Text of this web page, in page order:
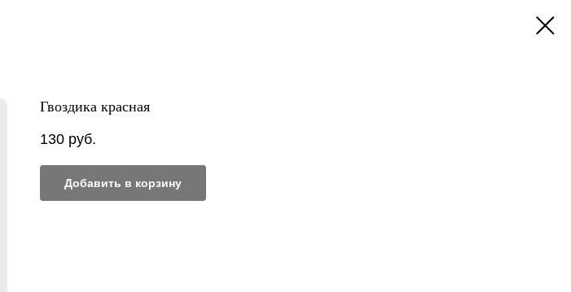
Гвоздика красная
130 руб.
Добавить в корзину